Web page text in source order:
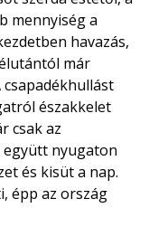
mennyiség a
havazás,
már
északkelet
csak az
együtt nyugaton
és kisüt a nap.
épp az ország